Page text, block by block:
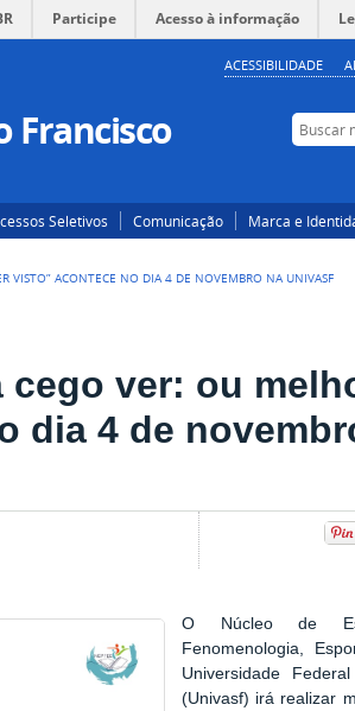
Participe Acesso à informação
ACESSIBILIDADE
Francisco Buscar no
Seletivos Comunicação Marca e
VISTO” ACONTECE NO DIA 4 DE NOVEMBRO NA UNIVASF
cego ver: ou
dia 4 de
O Núcleo de
Fenomenologia,
Universidade
(Univasf) irá realizar